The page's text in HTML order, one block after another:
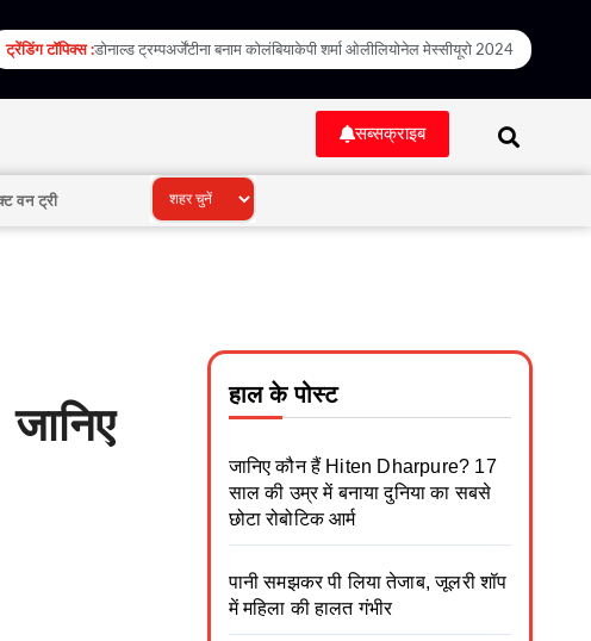
ट्रेंडिंग टॉपिक्स :डोनाल्ड ट्रम्पअर्जेंटीना बनाम कोलंबियाकेपी शर्मा ओलीलियोनेल मेस्सीयूरो 2024
सब्सक्राइब
वन ट्री
हाल के पोस्ट
जानिए कौन हैं Hiten Dharpure? 17
साल की उम्र में बनाया दुनिया का सबसे
छोटा रोबोटिक आर्म
पानी समझकर पी लिया तेजाब, जूलरी शॉप
में महिला की हालत गंभीर